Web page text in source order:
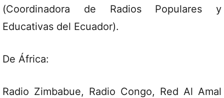
(Coordinadora de Radios Populares y
Educativas del Ecuador).
De África:
Radio Zimbabue, Radio Congo, Red Al Amal